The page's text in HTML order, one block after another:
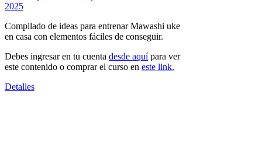
2025
Compilado de ideas para entrenar Mawashi uke
en casa con elementos fáciles de conseguir.
Debes ingresar en tu cuenta desde aquípara ver
este contenido o comprar el curso en este link.
Detalles